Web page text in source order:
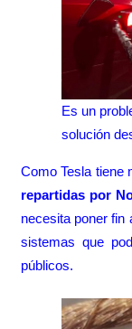
Es un
solución
Como Tesla tiene
repartidas por
necesita poner fin
sistemas que
públicos.